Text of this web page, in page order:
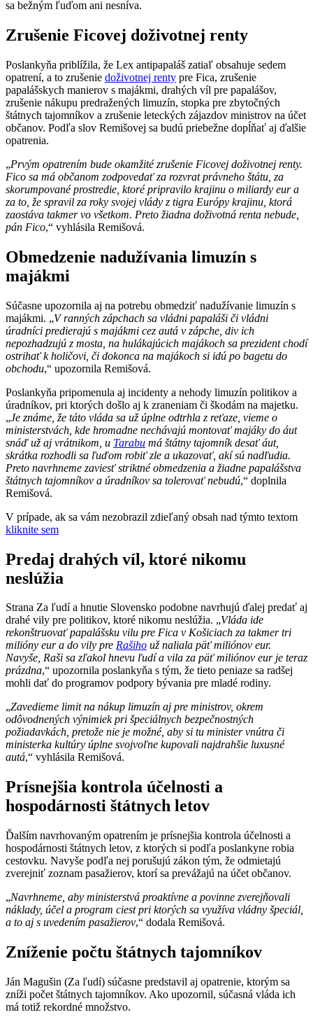
sa bežným ľuďom ani nesníva.
Zrušenie Ficovej doživotnej renty
Poslankyňa priblížila, že Lex antipapaláš zatiaľ obsahuje sedem
opatrení, a to zrušenie doživotnej renty pre Fica, zrušenie
papalášskych manierov s majákmi, drahých víl pre papalášov,
zrušenie nákupu predražených limuzín, stopka pre zbytočných
štátnych tajomníkov a zrušenie leteckých zájazdov ministrov na účet
občanov. Podľa slov Remišovej sa budú priebežne dopĺňať aj ďalšie
opatrenia.
„Prvým opatrením bude okamžité zrušenie Ficovej doživotnej renty.
Fico sa má občanom zodpovedať za rozvrat právneho štátu, za
skorumpované prostredie, ktoré pripravilo krajinu o miliardy eur a
za to, že spravil za roky svojej vlády z tigra Európy krajinu, ktorá
zaostáva takmer vo všetkom. Preto žiadna doživotná renta nebude,
pán Fico,“ vyhlásila Remišová.
Obmedzenie nadužívania limuzín s
majákmi
Súčasne upozornila aj na potrebu obmedziť nadužívanie limuzín s
majákmi. „V ranných zápchach sa vládni papaláši či vládni
úradníci predierajú s majákmi cez autá v zápche, div ich
nepozhadzujú z mosta, na hulákajúcich majákoch sa prezident chodí
ostrihať k holičovi, či dokonca na majákoch si idú po bagetu do
obchodu,“ upozornila Remišová.
Poslankyňa pripomenula aj incidenty a nehody limuzín politikov a
úradníkov, pri ktorých došlo aj k zraneniam či škodám na majetku.
„Je známe, že táto vláda sa už úplne odtrhla z reťaze, vieme o
ministerstvách, kde hromadne nechávajú montovať majáky do áut
snáď už aj vrátnikom, u Tarabu má štátny tajomník desať áut,
skrátka rozhodli sa ľuďom robiť zle a ukazovať, akí sú nadľudia.
Preto navrhneme zaviesť striktné obmedzenia a žiadne papalášstva
štátnych tajomníkov a úradníkov sa tolerovať nebudú,“ doplnila
Remišová.
V prípade, ak sa vám nezobrazil zdieľaný obsah nad týmto textom
kliknite sem
Predaj drahých víl, ktoré nikomu
neslúžia
Strana Za ľudí a hnutie Slovensko podobne navrhujú ďalej predať aj
drahé vily pre politikov, ktoré nikomu neslúžia. „Vláda ide
rekonštruovať papalášsku vilu pre Fica v Košiciach za takmer tri
milióny eur a do vily pre Rašiho už naliala päť miliónov eur.
Navyše, Raši sa zľakol hnevu ľudí a vila za päť miliónov eur je teraz
prázdna,“ upozornila poslankyňa s tým, že tieto peniaze sa radšej
mohli dať do programov podpory bývania pre mladé rodiny.
„Zavedieme limit na nákup limuzín aj pre ministrov, okrem
odôvodnených výnimiek pri špeciálnych bezpečnostných
požiadavkách, pretože nie je možné, aby si tu minister vnútra či
ministerka kultúry úplne svojvoľne kupovali najdrahšie luxusné
autá,“ vyhlásila Remišová.
Prísnejšia kontrola účelnosti a
hospodárnosti štátnych letov
Ďalším navrhovaným opatrením je prísnejšia kontrola účelnosti a
hospodárnosti štátnych letov, z ktorých si podľa poslankyne robia
cestovku. Navyše podľa nej porušujú zákon tým, že odmietajú
zverejniť zoznam pasažierov, ktorí sa prevážajú na účet občanov.
„Navrhneme, aby ministerstvá proaktívne a povinne zverejňovali
náklady, účel a program ciest pri ktorých sa využíva vládny špeciál,
a to aj s uvedením pasažierov,“ dodala Remišová.
Zníženie počtu štátnych tajomníkov
Ján Magušin (Za ľudí) súčasne predstavil aj opatrenie, ktorým sa
zníži počet štátnych tajomníkov. Ako upozornil, súčasná vláda ich
má totiž rekordné množstvo.